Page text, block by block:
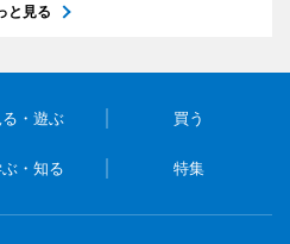
と見る
る・遊ぶ 買う
・知る 特集